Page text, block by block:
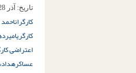
تاریخ: آذر 28ام, 1397
کارگران
کارگری
اعتراضی
عساکره